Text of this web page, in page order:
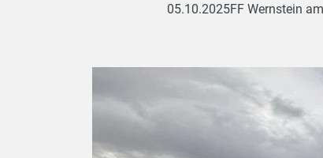
05.10.2025FF Wernstein